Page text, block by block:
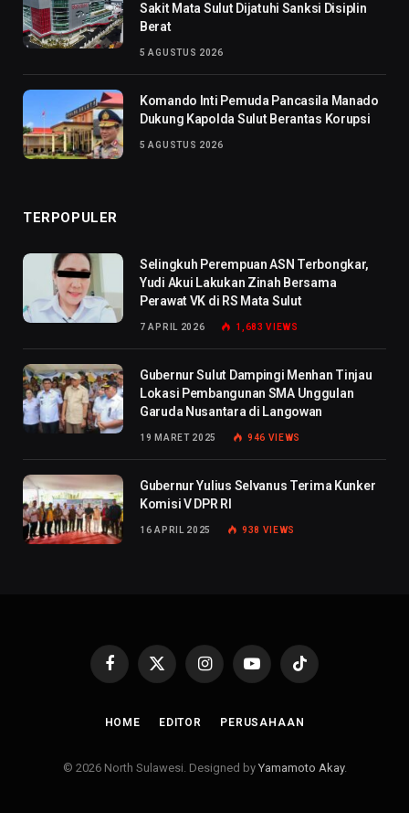
Sakit Mata Sulut Dijatuhi Sanksi Disiplin
Berat
5 AGUSTUS 2026
Komando Inti Pemuda Pancasila Manado
Dukung Kapolda Sulut Berantas Korupsi
5 AGUSTUS 2026
TERPOPULER
Selingkuh Perempuan ASN Terbongkar,
Yudi Akui Lakukan Zinah Bersama
Perawat VK di RS Mata Sulut
7 APRIL 2026 1,683VIEWS
Gubernur Sulut Dampingi Menhan Tinjau
Lokasi Pembangunan SMA Unggulan
Garuda Nusantara di Langowan
19 MARET 2025 946 VIEWS
Gubernur Yulius Selvanus Terima Kunker
Komisi V DPR RI
16 APRIL 2025 938 VIEWS
Facebook
X
InstagramYouTubeTikTok
HOME EDITOR PERUSAHAAN
© 2026 North Sulawesi. Designed by Yamamoto Akay.